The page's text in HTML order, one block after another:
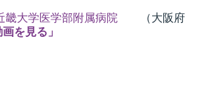
畿大学医学部附属病院 （大阪府
を見る」